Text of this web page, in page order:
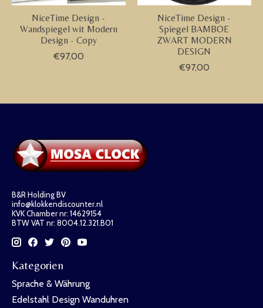
NiceTime Design -
Wandspiegel wit Modern
Design - Copy
€97,00
NiceTime Design -
Spiegel BAMBOE
ZWART MODERN
DESIGN
€97,00
B&R Holding BV
info@klokkendiscounter.nl
KVK Chamber nr: 14629154
BTW VAT nr: 8004.12.321.B01
Kategorien
Sprache & Währung
Edelstahl Design Wanduhren